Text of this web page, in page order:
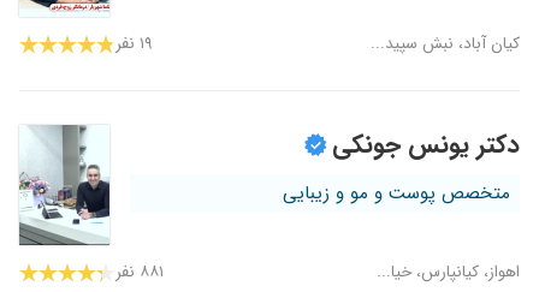
کیان آباد، نبش سپید... ۱۹ نفر
دکتر یونس جونکی
متخصص پوست و مو و زیبایی
اهواز، کیانپارس، خیا... ۸۸۱ نفر